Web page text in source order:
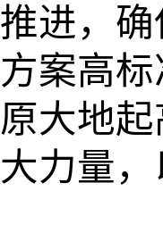
进，
案高
大地
力量